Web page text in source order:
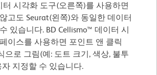
터 시각화 도구(오른쪽)를 사용하면
고도 Seurat(왼쪽)와 동일한 데이터
있습니다. BD Cellismo™ 데이터 시
이스를 사용하면 포인트 앤 클릭
으로 그림(예: 도트 크기, 색상, 불투
지정할 수 있습니다.